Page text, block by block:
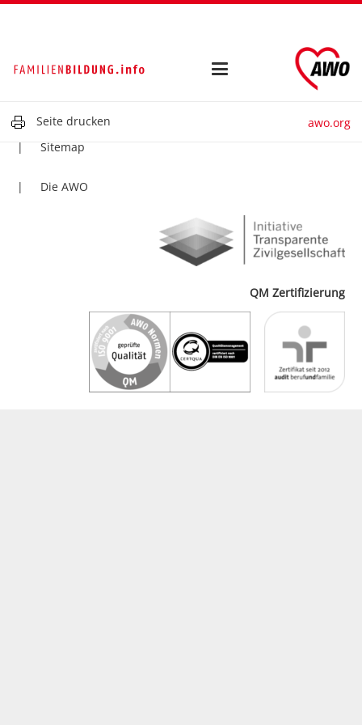
Seite drucken awo.org
Impressum
Sitemap
Die AWO
QM Zertifizierung